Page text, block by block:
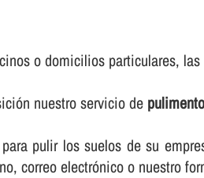
o domicilios particulares,
nuestro servicio de
pulir los suelos de su
correo electrónico o nuestro